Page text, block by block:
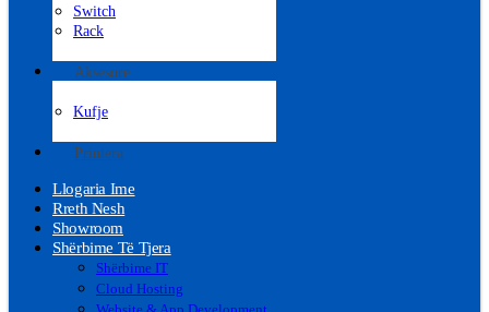
Switch
Rack
Aksesore
Kufje
Printera
Llogaria Ime
Rreth Nesh
Showroom
Shërbime Të Tjera
Shërbime IT
Cloud Hosting